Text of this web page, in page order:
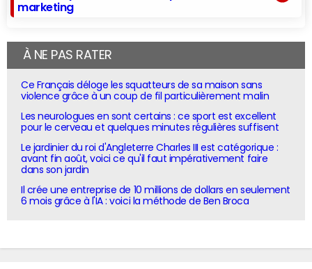
marketing
À NE PAS RATER
Ce Français déloge les squatteurs de sa maison sans
violence grâce à un coup de fil particulièrement malin
Les neurologues en sont certains : ce sport est excellent
pour le cerveau et quelques minutes régulières suffisent
Le jardinier du roi d'Angleterre Charles III est catégorique :
avant fin août, voici ce qu'il faut impérativement faire
dans son jardin
Il crée une entreprise de 10 millions de dollars en seulement
6 mois grâce à l'IA : voici la méthode de Ben Broca